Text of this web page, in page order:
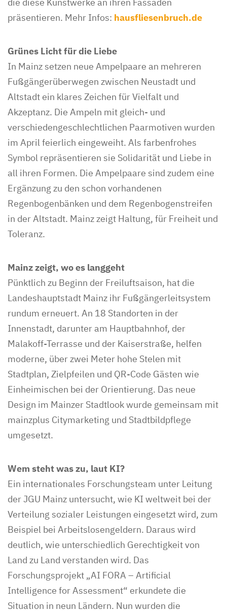
präsentieren. Mehr Infos: hausfliesenbruch.de
Grünes Licht für die Liebe
In Mainz setzen neue Ampelpaare an mehreren
Fußgängerüberwegen zwischen Neustadt und
Altstadt ein klares Zeichen für Vielfalt und
Akzeptanz. Die Ampeln mit gleich- und
verschiedengeschlechtlichen Paarmotiven wurden
im April feierlich eingeweiht. Als farbenfrohes
Symbol repräsentieren sie Solidarität und Liebe in
all ihren Formen. Die Ampelpaare sind zudem eine
Ergänzung zu den schon vorhandenen
Regenbogenbänken und dem Regenbogenstreifen
in der Altstadt. Mainz zeigt Haltung, für Freiheit und
Toleranz.
Mainz zeigt, wo es langgeht
Pünktlich zu Beginn der Freiluftsaison, hat die
Landeshauptstadt Mainz ihr Fußgängerleitsystem
rundum erneuert. An 18 Standorten in der
Innenstadt, darunter am Hauptbahnhof, der
Malakoff-Terrasse und der Kaiserstraße, helfen
moderne, über zwei Meter hohe Stelen mit
Stadtplan, Zielpfeilen und QR-Code Gästen wie
Einheimischen bei der Orientierung. Das neue
Design im Mainzer Stadtlook wurde gemeinsam mit
mainzplus Citymarketing und Stadtbildpflege
umgesetzt.
Wem steht was zu, laut KI?
Ein internationales Forschungsteam unter Leitung
der JGU Mainz untersucht, wie KI weltweit bei der
Verteilung sozialer Leistungen eingesetzt wird, zum
Beispiel bei Arbeitslosengeldern. Daraus wird
deutlich, wie unterschiedlich Gerechtigkeit von
Land zu Land verstanden wird. Das
Forschungsprojekt „AI FORA – Artificial
Intelligence for Assessment“ erkundete die
Situation in neun Ländern. Nun wurden die